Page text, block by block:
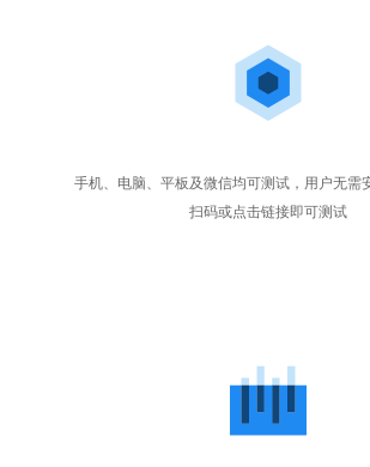
手机、电脑、平板及微信均可测试，用户无需
扫码或点击链接即可测试